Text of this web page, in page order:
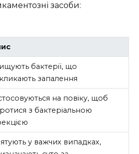
засоби:
бактерії, що
запалення
на повіку, щоб
з бактеріальною
у важчих випадках,